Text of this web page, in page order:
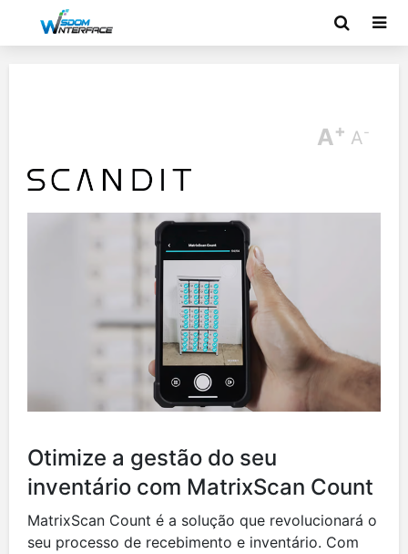
A+ A-
Otimize a gestão do seu
inventário com MatrixScan Count
MatrixScan Count é a solução que revolucionará o
seu processo de recebimento e inventário. Com